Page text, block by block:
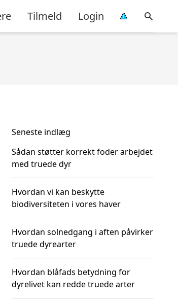
Tilmeld Login
Seneste indlæg
Sådan støtter korrekt foder arbejdet
med truede dyr
Hvordan vi kan beskytte
biodiversiteten i vores haver
Hvordan solnedgang i aften påvirker
truede dyrearter
Hvordan blåfads betydning for
dyrelivet kan redde truede arter